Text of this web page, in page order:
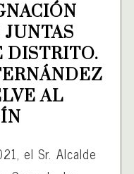
DISTRITO.
AL
el Sr. Alcalde